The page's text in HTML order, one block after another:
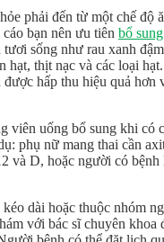
phải đến từ một chế độ
bạn nên ưu tiên bổ
sống như rau xanh
hạt, thịt nạc và các loại
hấp thu hiệu quả hơn
viên uống bổ sung khi có
phụ nữ mang thai cần
và D, hoặc người có bệnh
dài hoặc thuộc nhóm
với bác sĩ chuyên khoa